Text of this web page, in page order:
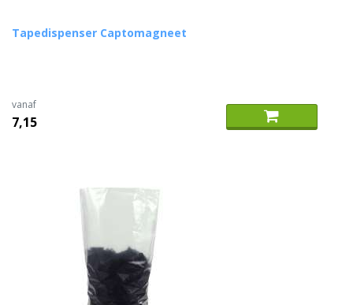
Tapedispenser Captomagneet
vanaf
7,15